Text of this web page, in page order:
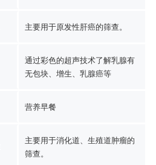
主要用于原发性肝癌的筛查。
通过彩色的超声技术了解乳腺有
无包块、增生、乳腺癌等
营养早餐
主要用于消化道、生殖道肿瘤的
筛查。